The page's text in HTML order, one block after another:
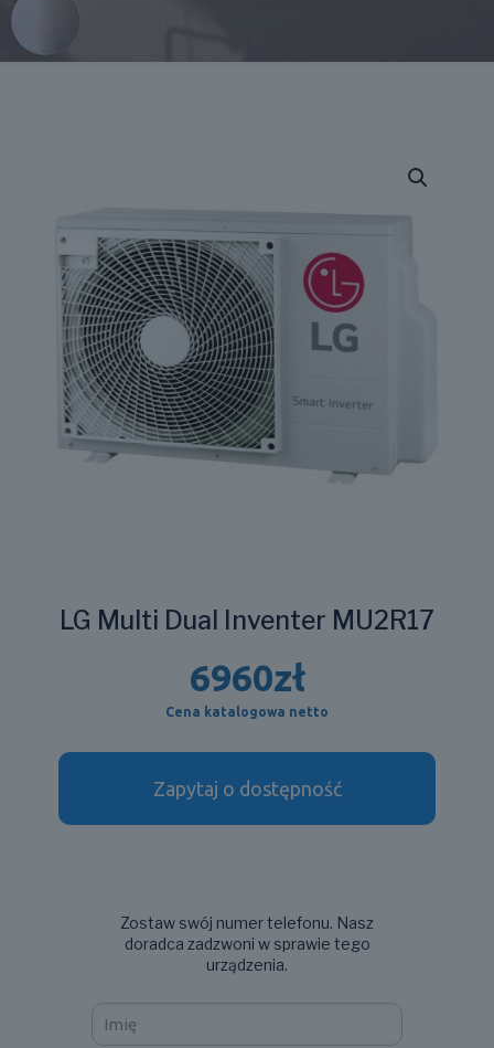
LG Multi Dual Inventer MU2R17
6960zł
Cena katalogowa netto
Zapytaj o dostępność
Zostaw swój numer telefonu. Nasz
doradca zadzwoni w sprawie tego
urządzenia.